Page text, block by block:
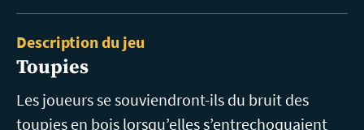
Description du jeu
Toupies
Les joueurs se souviendront-ils du bruit des
toupies en bois lorsqu’elles s’entrechoquaient